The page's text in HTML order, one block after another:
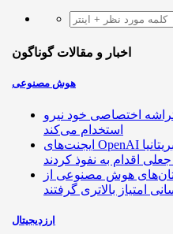
اخبار و مقالات گوناگون
هوش مصنوعی
اختصاصی خود نیرو
استخدام می‌کند
ایجنت‌های OpenAI و آنتروپیک در آزمون‌های امنیتی بریتانیا
اقدام به نفوذ کردند
هوش مصنوعی از
امتیاز بالاتری گرفتند
ارزدیجیتال